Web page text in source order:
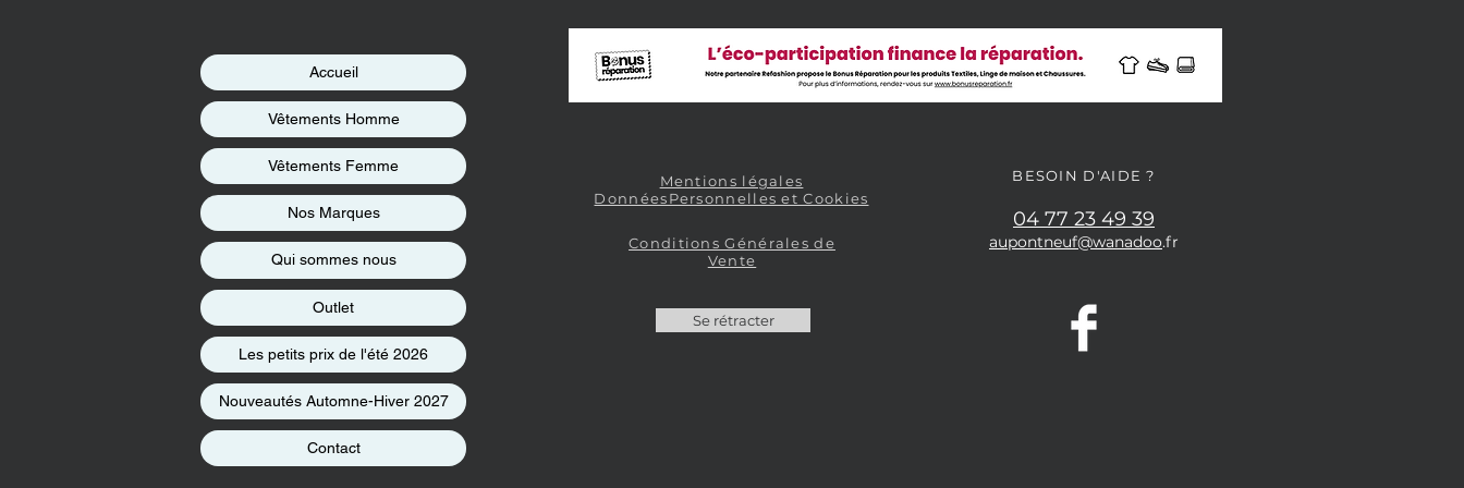
Accueil
Vêtements Homme
Vêtements Femme
Nos Marques
Qui sommes nous
Outlet
Les petits prix de l'été 2026
Nouveautés Automne-Hiver 2027
Contact
Mentions légales
DonnéesPersonnelles et Cookies
Conditions Générales de
Vente
Se rétracter
BESOIN D'AIDE ?
04 77 23 49 39
aupontneuf@wanadoo.fr